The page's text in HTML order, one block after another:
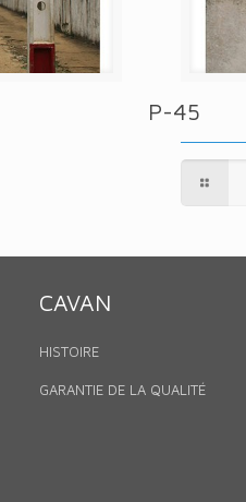
P-45
CAVAN
HISTOIRE
GARANTIE DE LA QUALITÉ